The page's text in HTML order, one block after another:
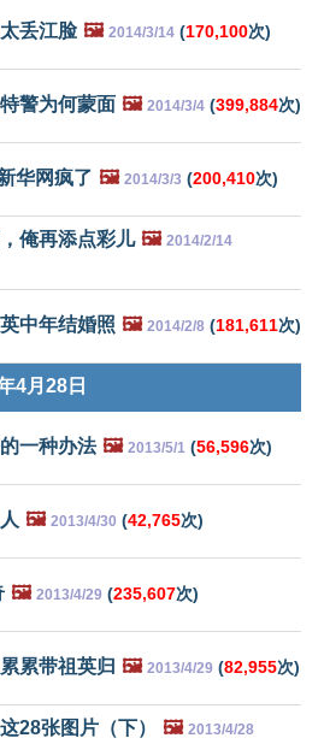
丢江脸 🖼️ 2014/3/14 (170,100次)
警为何蒙面 🖼️ 2014/3/4 (399,884次)
华网疯了 🖼️ 2014/3/3 (200,410次)
俺再添点彩儿 🖼️ 2014/2/14
中年结婚照 🖼️ 2014/2/8 (181,611次)
4月28日
一种办法 🖼️ 2013/5/1 (56,596次)
🖼️ 2013/4/30 (42,765次)
🖼️ 2013/4/29 (235,607次)
累带祖英归 🖼️ 2013/4/29 (82,955次)
28张图片（下） 🖼️ 2013/4/28